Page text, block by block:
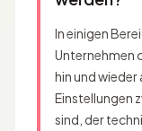
In einigen
Unternehmen
hin und wieder
Einstellungen
sind, der